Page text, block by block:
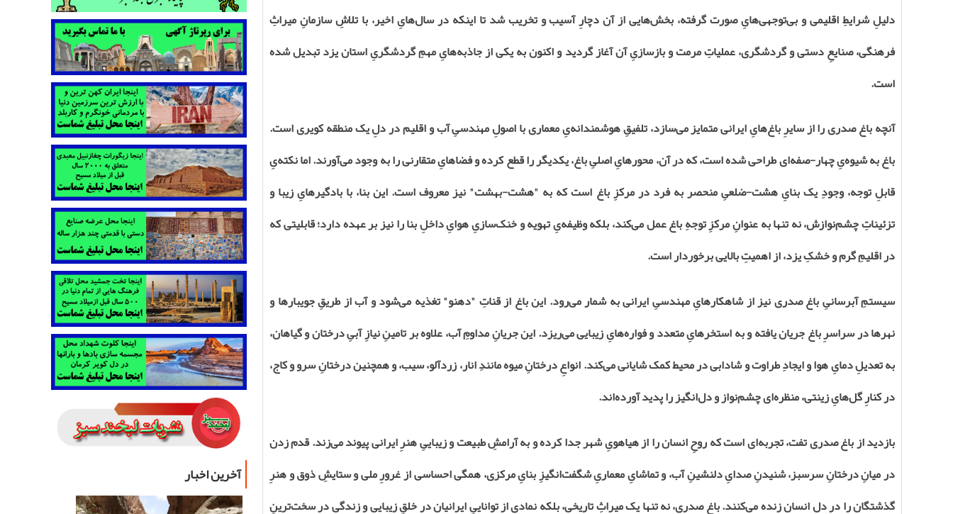
دلیلِ شرایطِ اقلیمی و بی‌توجهی‌هایِ صورت گرفته، بخش‌هایی از آن دچارِ آسیب و تخریب شد تا اینکه در سال‌هایِ اخیر، با تلاشِ سازمانِ میراثِ
فرهنگی، صنایعِ دستی و گردشگری، عملیاتِ مرمت و بازسازیِ آن آغاز گردید و اکنون به یکی از جاذبه‌هایِ مهمِ گردشگریِ استان یزد تبدیل شده
است.
آنچه باغ صدری را از سایرِ باغ‌هایِ ایرانی متمایز می‌سازد، تلفیقِ هوشمندانه‌یِ معماری با اصولِ مهندسیِ آب و اقلیم در دلِ یک منطقه کویری است.
باغ به شیوه‌یِ چهار-صفه‌ای طراحی شده است، که در آن، محورهایِ اصلیِ باغ، یکدیگر را قطع کرده و فضاهایِ متقارنی را به وجود می‌آورند. اما نکته‌یِ
قابلِ توجه، وجودِ یک بنایِ هشت-ضلعیِ منحصر به فرد در مرکزِ باغ است که به "هشت-بهشت" نیز معروف است. این بنا، با بادگیرهایِ زیبا و
تزئیناتِ چشم‌نوازش، نه تنها به عنوانِ مرکزِ توجهِ باغ عمل می‌کند، بلکه وظیفه‌یِ تهویه و خنک‌سازیِ هوایِ داخلِ بنا را نیز بر عهده دارد؛ قابلیتی که
در اقلیمِ گرم و خشکِ یزد، از اهمیتِ بالایی برخوردار است.
سیستمِ آبرسانیِ باغ صدری نیز از شاهکارهایِ مهندسیِ ایرانی به شمار می‌رود. این باغ از قناتِ "دهنو" تغذیه می‌شود و آب از طریقِ جویبارها و
نهرها در سراسرِ باغ جریان یافته و به استخرهایِ متعدد و فواره‌هایِ زیبایی می‌ریزد. این جریانِ مداومِ آب، علاوه بر تامینِ نیازِ آبیِ درختان و گیاهان،
به تعدیلِ دمایِ هوا و ایجادِ طراوت و شادابی در محیط کمک شایانی می‌کند. انواعِ درختانِ میوه مانندِ انار، زردآلو، سیب، و همچنین درختانِ سرو و کاج،
در کنارِ گل‌هایِ زینتی، منظره‌ای چشم‌نواز و دل‌انگیز را پدید آورده‌اند.
بازدید از باغ صدری تفت، تجربه‌ای است که روحِ انسان را از هیاهویِ شهر جدا کرده و به آرامشِ طبیعت و زیباییِ هنرِ ایرانی پیوند می‌زند. قدم زدن
در میانِ درختانِ سرسبز، شنیدنِ صدایِ دلنشینِ آب، و تماشایِ معماریِ شگفت‌انگیزِ بنایِ مرکزی، همگی احساسی از غرورِ ملی و ستایشِ ذوق و هنرِ
گذشتگان را در دلِ انسان زنده می‌کنند. باغ صدری، نه تنها یک میراثِ تاریخی، بلکه نمادی از تواناییِ ایرانیان در خلقِ زیبایی و زندگی در سخت‌ترینِ
آخرین اخبار